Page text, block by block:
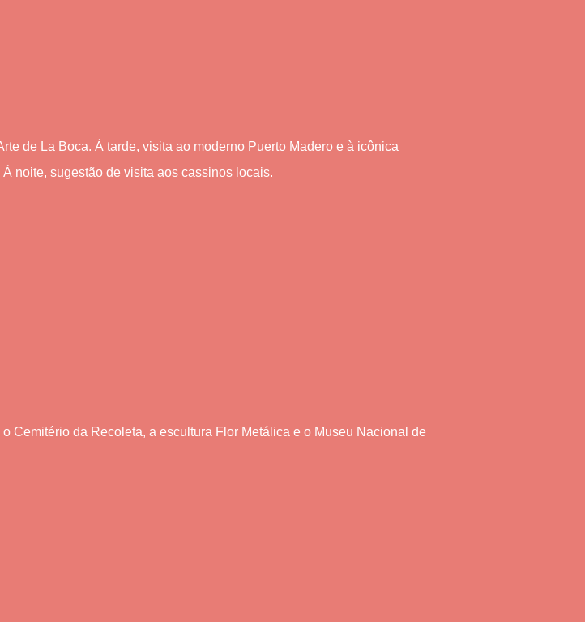
de La Boca. À tarde, visita ao moderno Puerto Madero e à icônica
noite, sugestão de visita aos cassinos locais.
Cemitério da Recoleta, a escultura Flor Metálica e o Museu Nacional de